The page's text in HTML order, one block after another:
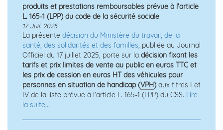
produits et prestations remboursables prévue à l'article
L. 165-1 (LPP) du code de la sécurité sociale
17 Juil. 2025
La présente décision du Ministère du travail, de la
santé, des solidarités et des familles, publiée au Journal
Officiel du 17 juillet 2025, porte sur la décision fixant les
tarifs et prix limites de vente au public en euros TTCet
les prix de cession en euros HT des véhicules pour
personnes en situation de handicap (VPH) aux titres I et
IV de la liste prévue à l'article L. 165-1 (LPP) du CSS. Lire
la suite...